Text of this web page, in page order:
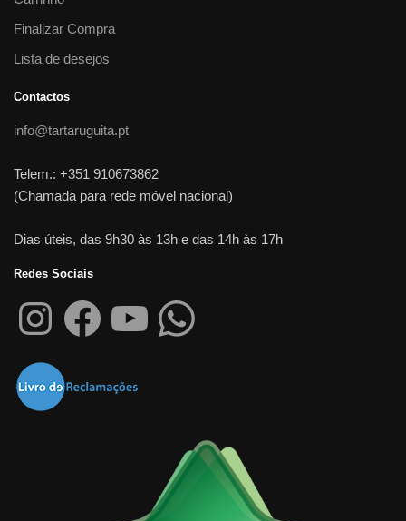
Finalizar Compra
Lista de desejos
Contactos
info@tartaruguita.pt
Telem.: +351 910673862
(Chamada para rede móvel nacional)
Dias úteis, das 9h30 às 13h e das 14h às 17h
Redes Sociais